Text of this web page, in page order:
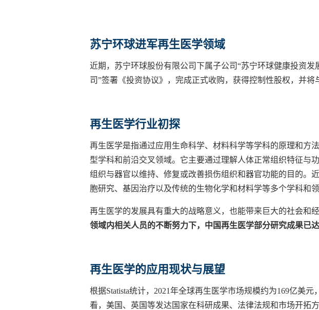
苏宁环球进军再生医学领域
近期，苏宁环球股份有限公司下属子公司“苏宁环球健康投资
司”签署《投资协议》，完成正式收购，获得控制性股权，并
再生医学行业初探
再生医学是指通过应用生命科学、材料科学等学科的原理和方
型学科和前沿交叉领域。它主要通过理解人体正常组织特征与
组织与器官以维持、修复或改善损伤组织和器官功能的目的。
胞研究、基因治疗以及传统的生物化学和材料学等多个学科和领
再生医学的发展具有重大的战略意义，也能带来巨大的社会和
领域内相关人员的不断努力下，中国再生医学部分研究成果已
再生医学的应用现状与展望
根据Statista统计，2021年全球再生医学市场规模约为169亿美
看，美国、英国等发达国家在科研成果、法律法规和市场开拓